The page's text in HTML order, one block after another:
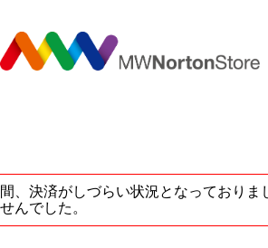
、決済がしづらい状況となっておりま
んでした。